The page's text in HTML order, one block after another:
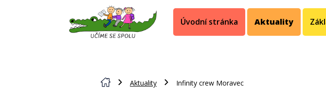
Úvodní stránka Aktuality
Aktuality Infinity crew Moravec